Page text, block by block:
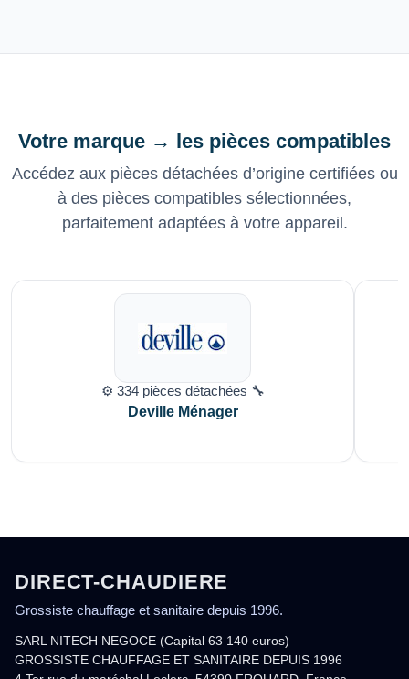
Votre marque → les pièces compatibles
Accédez aux pièces détachées d’origine certifiées ou
à des pièces compatibles sélectionnées,
parfaitement adaptées à votre appareil.
⚙️ 334 pièces détachées 🔧
Deville Ménager
DIRECT-CHAUDIERE
Grossiste chauffage et sanitaire depuis 1996.
SARL NITECH NEGOCE (Capital 63 140 euros)
GROSSISTE CHAUFFAGE ET SANITAIRE DEPUIS 1996